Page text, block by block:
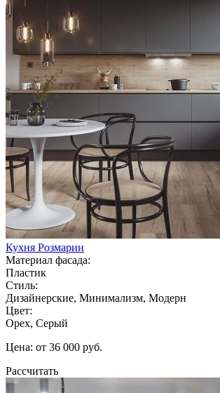
Кухня Розмарин
Материал фасада:
Пластик
Стиль:
Дизайнерские, Минимализм, Модерн
Цвет:
Орех, Серый
Цена: от 36 000 руб.
Рассчитать